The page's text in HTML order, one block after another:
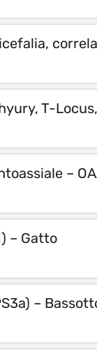
T-
–
– Gatto
–